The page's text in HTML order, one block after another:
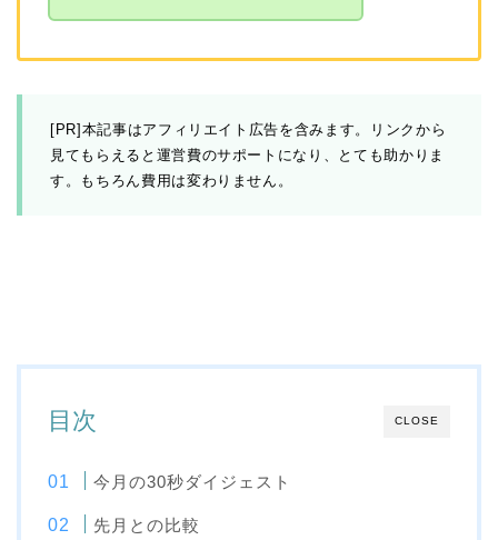
[PR]本記事はアフィリエイト広告を含みます。リンクから
見てもらえると運営費のサポートになり、とても助かりま
す。もちろん費用は変わりません。
CLOSE
目次
今月の30秒ダイジェスト
先月との比較